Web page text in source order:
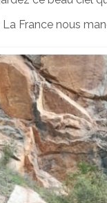
La France nous